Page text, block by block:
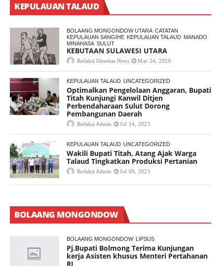
KEPULAUAN TALAUD
BOLAANG MONGONDOW UTARA CATATAN
KEPULAUAN SANGIHE KEPULAUAN TALAUD MANADO
MINAHASA SULUT
KEBUTAAN SULAWESI UTARA
Redaksi Identitas News Mar 24, 2026
KEPULAUAN TALAUD UNCATEGORIZED
Optimalkan Pengelolaan Anggaran, Bupati
Titah Kunjungi Kanwil Ditjen
Perbendaharaan Sulut Dorong
Pembangunan Daerah
Redaksi Admin Jul 14, 2025
KEPULAUAN TALAUD UNCATEGORIZED
Wakili Bupati Titah, Atang Ajak Warga
Talaud Tingkatkan Produksi Pertanian
Redaksi Admin Jul 09, 2025
BOLAANG MONGONDOW
BOLAANG MONGONDOW LIPSUS
Pj.Bupati Bolmong Terima Kunjungan
kerja Asisten khusus Menteri Pertahanan
RI